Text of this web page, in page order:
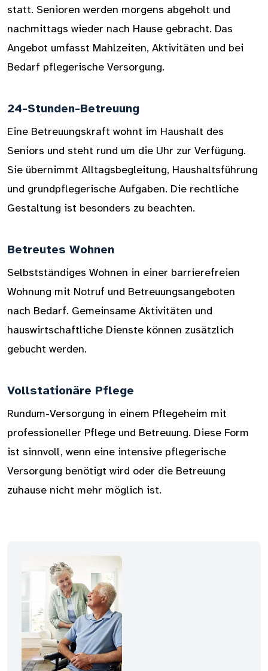
statt. Senioren werden morgens abgeholt und
nachmittags wieder nach Hause gebracht. Das
Angebot umfasst Mahlzeiten, Aktivitäten und bei
Bedarf pflegerische Versorgung.
24-Stunden-Betreuung
Eine Betreuungskraft wohnt im Haushalt des
Seniors und steht rund um die Uhr zur Verfügung.
Sie übernimmt Alltagsbegleitung, Haushaltsführung
und grundpflegerische Aufgaben. Die rechtliche
Gestaltung ist besonders zu beachten.
Betreutes Wohnen
Selbstständiges Wohnen in einer barrierefreien
Wohnung mit Notruf und Betreuungsangeboten
nach Bedarf. Gemeinsame Aktivitäten und
hauswirtschaftliche Dienste können zusätzlich
gebucht werden.
Vollstationäre Pflege
Rundum-Versorgung in einem Pflegeheim mit
professioneller Pflege und Betreuung. Diese Form
ist sinnvoll, wenn eine intensive pflegerische
Versorgung benötigt wird oder die Betreuung
zuhause nicht mehr möglich ist.